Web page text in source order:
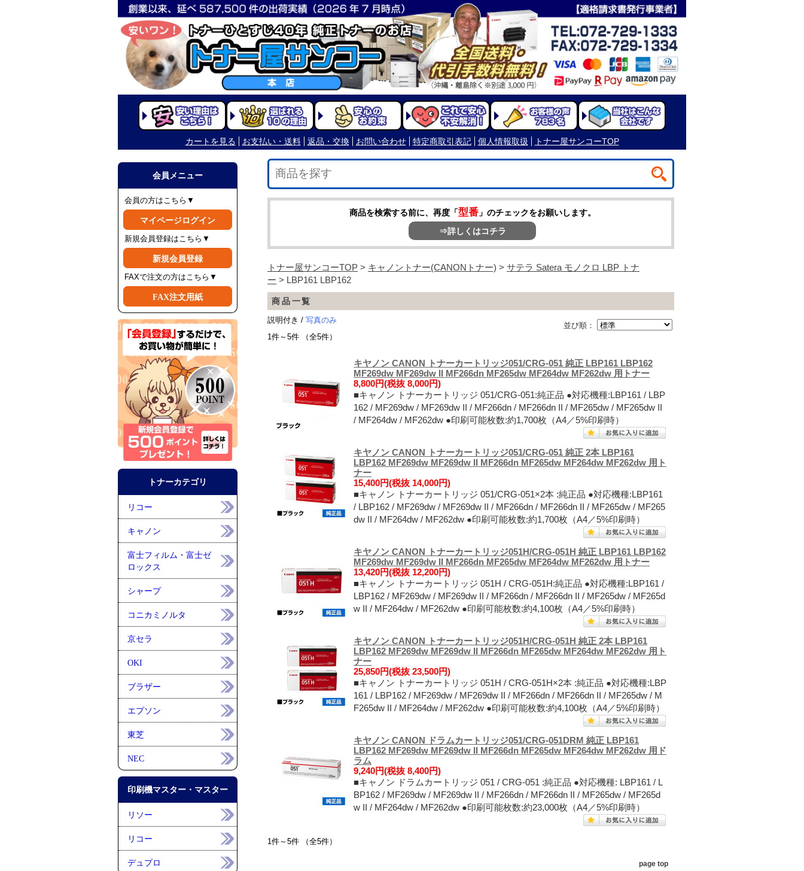
商品を検索する前に、再度「型番」のチェックをお願いします。
⇒詳しくはコチラ
トナー屋サンコーTOP > キャノントナー(CANONトナー) > サテラ Satera モノクロ LBP トナ
ー > LBP161 LBP162
商品一覧
並び順：
説明付き / 写真のみ
1件～5件 （全5件）
キヤノン CANON トナーカートリッジ051/CRG-051 純正 LBP161 LBP162
MF269dw MF269dw II MF266dn MF265dw MF264dw MF262dw 用トナー
8,800円(税抜 8,000円)
■キャノン トナーカートリッジ 051/CRG-051:純正品 ●対応機種:LBP161 / LBP
162 / MF269dw / MF269dw II / MF266dn / MF266dn II / MF265dw / MF265dw II
/ MF264dw / MF262dw ●印刷可能枚数:約1,700枚（A4／5%印刷時）
キヤノン CANON トナーカートリッジ051/CRG-051 純正 2本 LBP161
LBP162 MF269dw MF269dw II MF266dn MF265dw MF264dw MF262dw 用ト
ナー
15,400円(税抜 14,000円)
■キャノン トナーカートリッジ 051/CRG-051×2本 :純正品 ●対応機種:LBP161
/ LBP162 / MF269dw / MF269dw II / MF266dn / MF266dn II / MF265dw / MF265
dw II / MF264dw / MF262dw ●印刷可能枚数:約1,700枚（A4／5%印刷時）
キヤノン CANON トナーカートリッジ051H/CRG-051H 純正 LBP161 LBP162
MF269dw MF269dw II MF266dn MF265dw MF264dw MF262dw 用トナー
13,420円(税抜 12,200円)
■キャノン トナーカートリッジ 051H / CRG-051H:純正品 ●対応機種:LBP161 /
LBP162 / MF269dw / MF269dw II / MF266dn / MF266dn II / MF265dw / MF265d
w II / MF264dw / MF262dw ●印刷可能枚数:約4,100枚（A4／5%印刷時）
キヤノン CANON トナーカートリッジ051H/CRG-051H 純正 2本 LBP161
LBP162 MF269dw MF269dw II MF266dn MF265dw MF264dw MF262dw 用ト
ナー
25,850円(税抜 23,500円)
■キャノン トナーカートリッジ 051H / CRG-051H×2本 :純正品 ●対応機種:LBP
161 / LBP162 / MF269dw / MF269dw II / MF266dn / MF266dn II / MF265dw / M
F265dw II / MF264dw / MF262dw ●印刷可能枚数:約4,100枚（A4／5%印刷時）
キヤノン CANON ドラムカートリッジ051/CRG-051DRM 純正 LBP161
LBP162 MF269dw MF269dw II MF266dn MF265dw MF264dw MF262dw 用ド
ラム
9,240円(税抜 8,400円)
■キャノン ドラムカートリッジ 051 / CRG-051 :純正品 ●対応機種: LBP161 / L
BP162 / MF269dw / MF269dw II / MF266dn / MF266dn II / MF265dw / MF265d
w II / MF264dw / MF262dw ●印刷可能枚数:約23,000枚（A4／5%印刷時）
1件～5件 （全5件）
page top